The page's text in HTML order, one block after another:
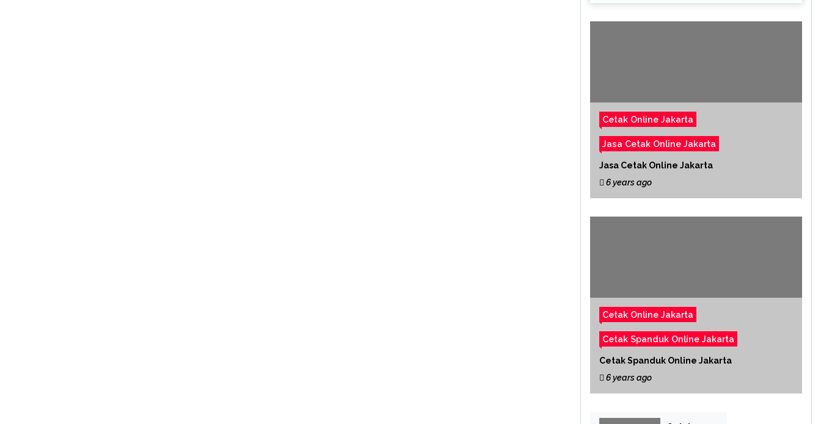
Cetak Online Jakarta
Jasa Cetak Online Jakarta
Jasa Cetak Online Jakarta
6 years ago
Cetak Online Jakarta
Cetak Spanduk Online Jakarta
Cetak Spanduk Online Jakarta
6 years ago